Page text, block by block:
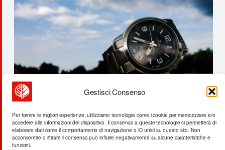
Gestisci Consenso
Per fornire le migliori esperienze, utilizziamo tecnologie come i cookie per memorizzare e/o
accedere alle informazioni del dispositivo. Il consenso a queste tecnologie ci permetterà di
elaborare dati come il comportamento di navigazione o ID unici su questo sito. Non
acconsentire o ritirare il consenso può influire negativamente su alcune caratteristiche e
funzioni.
gateway terrestri come colli di
bottiglia digitale